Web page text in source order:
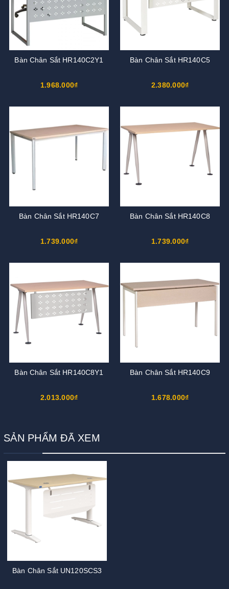
Bàn Chân Sắt HR140C2Y1
1.968.000₫
Bàn Chân Sắt HR140C5
2.380.000₫
Bàn Chân Sắt HR140C7
1.739.000₫
Bàn Chân Sắt HR140C8
1.739.000₫
Bàn Chân Sắt HR140C8Y1
2.013.000₫
Bàn Chân Sắt HR140C9
1.678.000₫
SẢN PHẨM ĐÃ XEM
Bàn Chân Sắt UN120SCS3